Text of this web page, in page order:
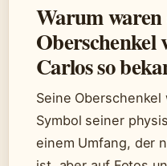
Warum waren
Oberschenkel
Carlos so
Seine
Symbol seiner
einem Umfang, der